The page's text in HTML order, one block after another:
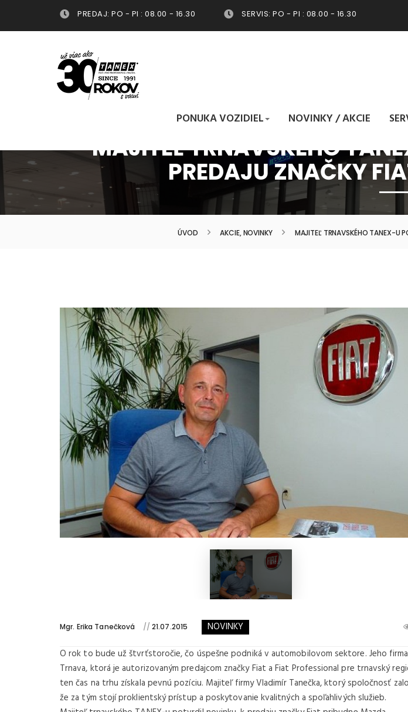
PREDAJ: PO - PI : 08.00 - 16.30 SERVIS: PO - PI : 08.00 - 16.30
PONUKA VOZIDIEL NOVINKY / AKCIE
MAJITEĽ TRNAVSKÉHO
PREDAJU ZNAČKY
ÚVOD AKCIE, NOVINKY MAJITEĽ TRNAVSKÉHO TANEX-U
Mgr. Erika Tanečková // 21.07.2015 NOVINKY
O rok to bude už štvrťstoročie, čo úspešne podniká v automobilovom sektore. Jeho
Trnava, ktorá je autorizovaným predajcom značky Fiat a Fiat Professional pre trnavský
ten čas na trhu získala pevnú pozíciu. Majiteľ firmy Vladimír Tanečka, ktorý spoločnosť
že za tým stojí proklientský prístup a poskytovanie kvalitných a spoľahlivých služieb.